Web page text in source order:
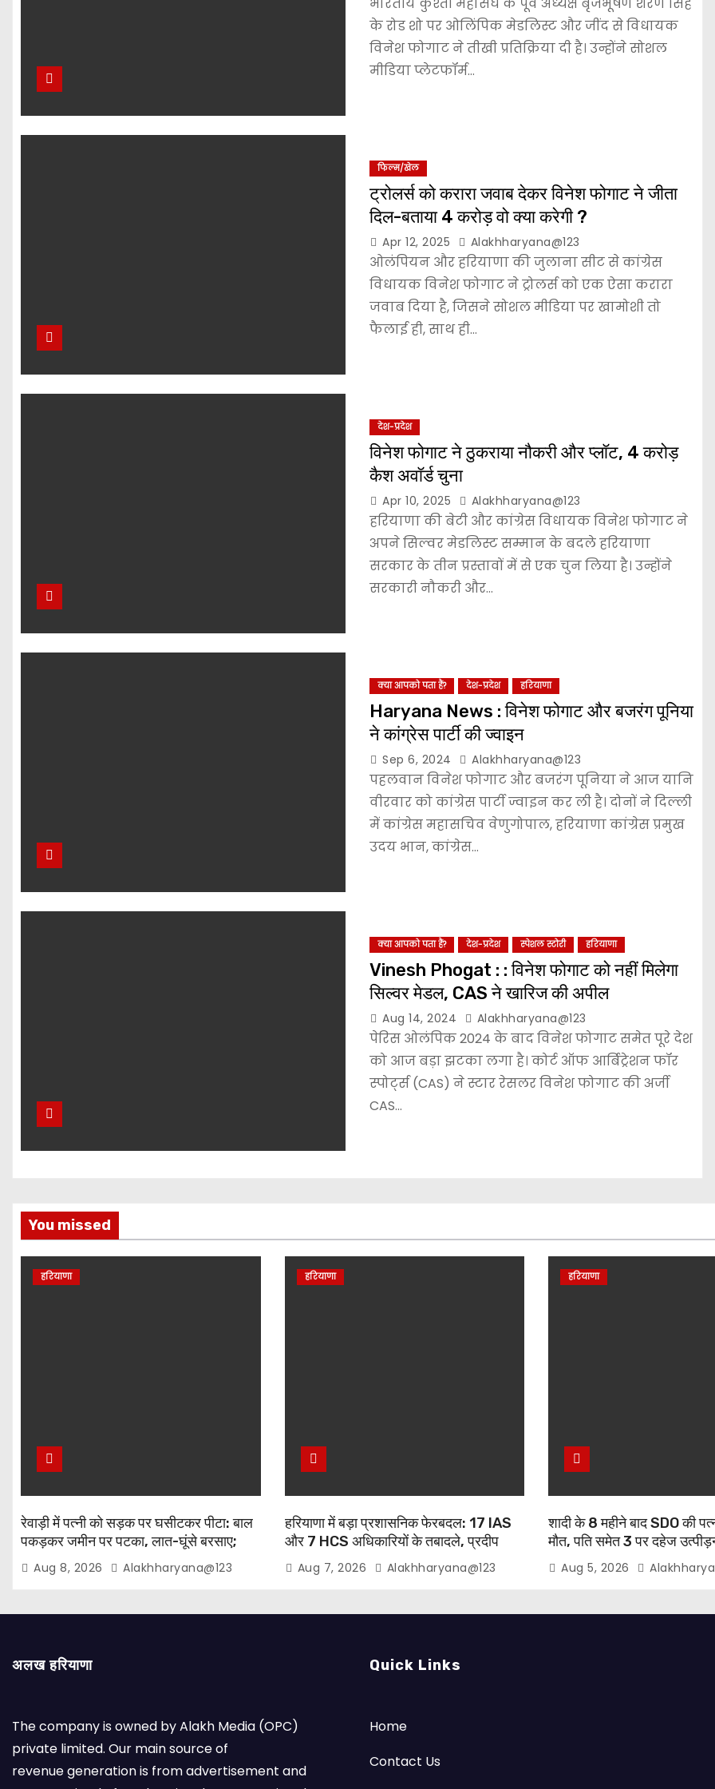
के रोड शो पर ओलिंपिक मेडलिस्ट और जींद से विधायक
विनेश फोगाट ने तीखी प्रतिक्रिया दी है। उन्होंने सोशल
मीडिया प्लेटफॉर्म…
फिल्म/खेल
ट्रोलर्स को करारा जवाब देकर विनेश फोगाट ने जीता
दिल-बताया 4 करोड़ वो क्या करेगी ?
Apr 12, 2025 Alakhharyana@123
ओलंपियन और हरियाणा की जुलाना सीट से कांग्रेस
विधायक विनेश फोगाट ने ट्रोलर्स को एक ऐसा करारा
जवाब दिया है, जिसने सोशल मीडिया पर खामोशी तो
फैलाई ही, साथ ही…
देश-प्रदेश
विनेश फोगाट ने ठुकराया नौकरी और प्लॉट, 4 करोड़
कैश अवॉर्ड चुना
Apr 10, 2025 Alakhharyana@123
हरियाणा की बेटी और कांग्रेस विधायक विनेश फोगाट ने
अपने सिल्वर मेडलिस्ट सम्मान के बदले हरियाणा
सरकार के तीन प्रस्तावों में से एक चुन लिया है। उन्होंने
सरकारी नौकरी और…
क्या आपको पता हैं? देश-प्रदेश हरियाणा
Haryana News : विनेश फोगाट और बजरंग पूनिया
ने कांग्रेस पार्टी की ज्वाइन
Sep 6, 2024 Alakhharyana@123
पहलवान विनेश फोगाट और बजरंग पूनिया ने आज यानि
वीरवार को कांग्रेस पार्टी ज्वाइन कर ली है। दोनों ने दिल्ली
में कांग्रेस महासचिव वेणुगोपाल, हरियाणा कांग्रेस प्रमुख
उदय भान, कांग्रेस…
क्या आपको पता हैं? देश-प्रदेश स्पेशल स्टोरी हरियाणा
Vinesh Phogat : : विनेश फोगाट को नहीं मिलेगा
सिल्वर मेडल, CAS ने खारिज की अपील
Aug 14, 2024 Alakhharyana@123
पेरिस ओलंपिक 2024 के बाद विनेश फोगाट समेत पूरे देश
को आज बड़ा झटका लगा है। कोर्ट ऑफ आर्बिट्रेशन फॉर
स्पोर्ट्स (CAS) ने स्टार रेसलर विनेश फोगाट की अर्जी
CAS…
You missed
हरियाणा
रेवाड़ी में पत्नी को सड़क पर घसीटकर पीटा: बाल
पकड़कर जमीन पर पटका, लात-घूंसे बरसाए;
महिला चीखती रही- “मम्मी… मम्मी”
Aug 8, 2026 Alakhharyana@123
हरियाणा
हरियाणा में बड़ा प्रशासनिक फेरबदल: 17 IAS
और 7 HCS अधिकारियों के तबादले, प्रदीप
दहिया की 24 घंटे में गुरुग्राम वापसी
Aug 7, 2026 Alakhharyana@123
हरियाणा
शादी के 8 महीने बाद SDO की
मौत, पति समेत 3 पर दहेज
Aug 5, 2026
अलख हरियाणा
The company is owned by Alakh Media (OPC)
private limited. Our main source of
revenue generation is from advertisement and
Quick Links
Home
Contact Us